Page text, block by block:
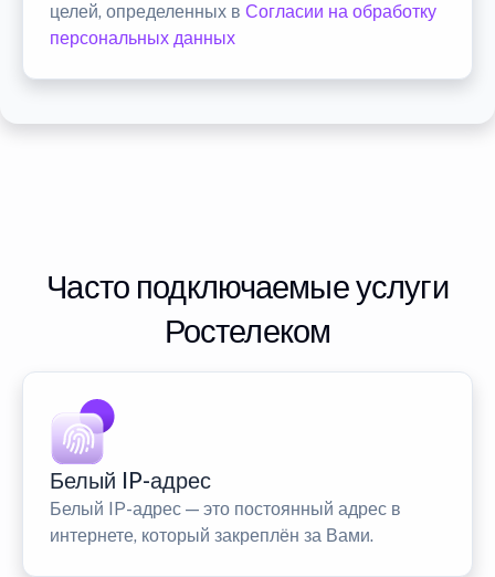
целей, определенных в Согласии на обработку
персональных данных
Часто подключаемые услуги
Ростелеком
Белый IP-адрес
Белый IP-адрес — это постоянный адрес в
интернете, который закреплён за Вами.